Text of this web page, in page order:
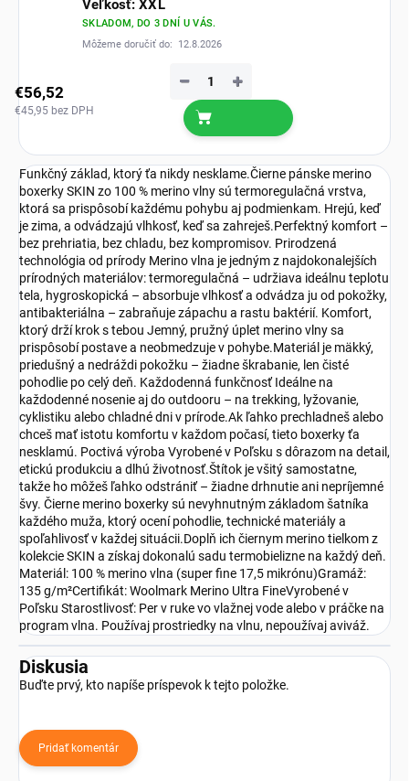
Veľkosť: XXL
SKLADOM, DO 3 DNÍ U VÁS.
Môžeme doručiť do:
12.8.2026
€56,52
€45,95 bez DPH
+
−
Funkčný základ, ktorý ťa nikdy nesklame.Čierne pánske merino
boxerky SKIN zo 100 % merino vlny sú termoregulačná vrstva,
ktorá sa prispôsobí každému pohybu aj podmienkam. Hrejú, keď
je zima, a odvádzajú vlhkosť, keď sa zahreješ.Perfektný komfort –
bez prehriatia, bez chladu, bez kompromisov. Prirodzená
technológia od prírody Merino vlna je jedným z najdokonalejších
prírodných materiálov: termoregulačná – udržiava ideálnu teplotu
tela, hygroskopická – absorbuje vlhkosť a odvádza ju od pokožky,
antibakteriálna – zabraňuje zápachu a rastu baktérií. Komfort,
ktorý drží krok s tebou Jemný, pružný úplet merino vlny sa
prispôsobí postave a neobmedzuje v pohybe.Materiál je mäkký,
priedušný a nedráždi pokožku – žiadne škrabanie, len čisté
pohodlie po celý deň. Každodenná funkčnosť Ideálne na
každodenné nosenie aj do outdooru – na trekking, lyžovanie,
cyklistiku alebo chladné dni v prírode.Ak ľahko prechladneš alebo
chceš mať istotu komfortu v každom počasí, tieto boxerky ťa
nesklamú. Poctivá výroba Vyrobené v Poľsku s dôrazom na detail,
etickú produkciu a dlhú životnosť.Štítok je všitý samostatne,
takže ho môžeš ľahko odstrániť – žiadne drhnutie ani nepríjemné
švy. Čierne merino boxerky sú nevyhnutným základom šatníka
každého muža, ktorý ocení pohodlie, technické materiály a
spoľahlivosť v každej situácii.Doplň ich čiernym merino tielkom z
kolekcie SKIN a získaj dokonalú sadu termobielizne na každý deň.
Materiál: 100 % merino vlna (super fine 17,5 mikrónu)Gramáž:
135 g/m²Certifikát: Woolmark Merino Ultra FineVyrobené v
Poľsku Starostlivosť: Per v ruke vo vlažnej vode alebo v práčke na
program vlna. Používaj prostriedky na vlnu, nepoužívaj aviváž.
Diskusia
Buďte prvý, kto napíše príspevok k tejto položke.
Pridať komentár